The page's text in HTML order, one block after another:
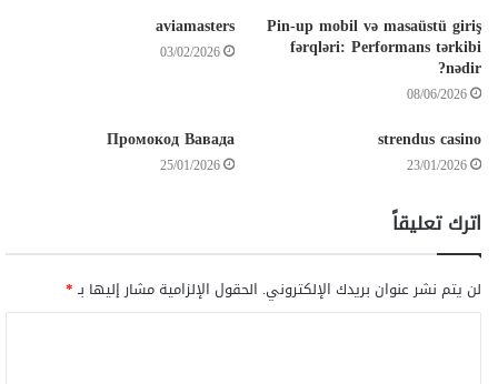
Pin-up mobil və masaüstü giriş
fərqləri: Performans tərkibi
nədir?
08/06/2026
aviamasters
03/02/2026
strendus casino
23/01/2026
Промокод Вавада
25/01/2026
اترك تعليقاً
لن يتم نشر عنوان بريدك الإلكتروني. الحقول الإلزامية مشار إليها بـ*